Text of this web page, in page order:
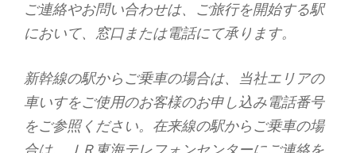
ご連絡やお問い合わせは、ご旅行を開始する駅
において、窓口または電話にて承ります。
新幹線の駅からご乗車の場合は、当社エリアの
車いすをご使用のお客様のお申し込み電話番号
をご参照ください。在来線の駅からご乗車の場
合は、ＪＲ東海テレフォンセンターにご連絡を